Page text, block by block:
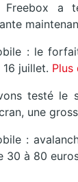
Freebox a
: le
16 juillet. Plus
testé le
une
:
30 à 80